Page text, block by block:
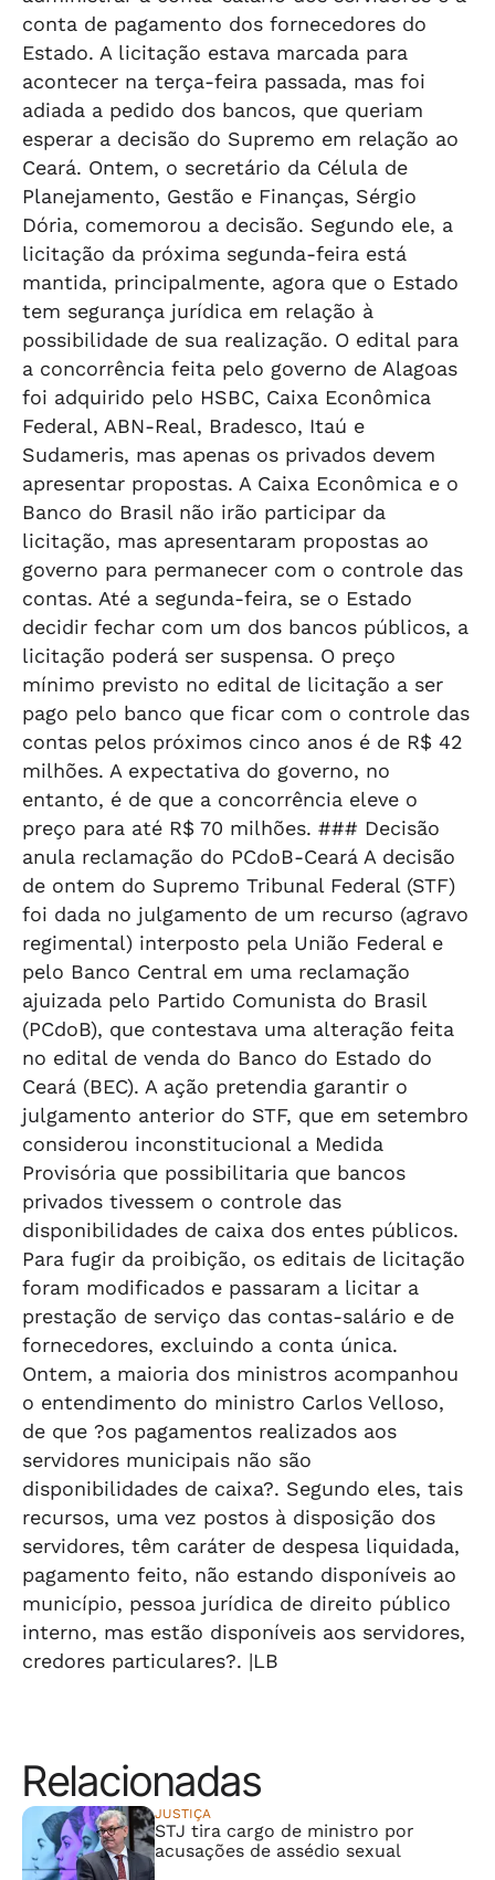
conta de pagamento dos fornecedores do
Estado. A licitação estava marcada para
acontecer na terça-feira passada, mas foi
adiada a pedido dos bancos, que queriam
esperar a decisão do Supremo em relação ao
Ceará. Ontem, o secretário da Célula de
Planejamento, Gestão e Finanças, Sérgio
Dória, comemorou a decisão. Segundo ele, a
licitação da próxima segunda-feira está
mantida, principalmente, agora que o Estado
tem segurança jurídica em relação à
possibilidade de sua realização. O edital para
a concorrência feita pelo governo de Alagoas
foi adquirido pelo HSBC, Caixa Econômica
Federal, ABN-Real, Bradesco, Itaú e
Sudameris, mas apenas os privados devem
apresentar propostas. A Caixa Econômica e o
Banco do Brasil não irão participar da
licitação, mas apresentaram propostas ao
governo para permanecer com o controle das
contas. Até a segunda-feira, se o Estado
decidir fechar com um dos bancos públicos, a
licitação poderá ser suspensa. O preço
mínimo previsto no edital de licitação a ser
pago pelo banco que ficar com o controle das
contas pelos próximos cinco anos é de R$ 42
milhões. A expectativa do governo, no
entanto, é de que a concorrência eleve o
preço para até R$ 70 milhões. ### Decisão
anula reclamação do PCdoB-Ceará A decisão
de ontem do Supremo Tribunal Federal (STF)
foi dada no julgamento de um recurso (agravo
regimental) interposto pela União Federal e
pelo Banco Central em uma reclamação
ajuizada pelo Partido Comunista do Brasil
(PCdoB), que contestava uma alteração feita
no edital de venda do Banco do Estado do
Ceará (BEC). A ação pretendia garantir o
julgamento anterior do STF, que em setembro
considerou inconstitucional a Medida
Provisória que possibilitaria que bancos
privados tivessem o controle das
disponibilidades de caixa dos entes públicos.
Para fugir da proibição, os editais de licitação
foram modificados e passaram a licitar a
prestação de serviço das contas-salário e de
fornecedores, excluindo a conta única.
Ontem, a maioria dos ministros acompanhou
o entendimento do ministro Carlos Velloso,
de que ?os pagamentos realizados aos
servidores municipais não são
disponibilidades de caixa?. Segundo eles, tais
recursos, uma vez postos à disposição dos
servidores, têm caráter de despesa liquidada,
pagamento feito, não estando disponíveis ao
município, pessoa jurídica de direito público
interno, mas estão disponíveis aos servidores,
credores particulares?. |LB
Relacionadas
JUSTIÇA
STJ tira cargo de ministro por
acusações de assédio sexual